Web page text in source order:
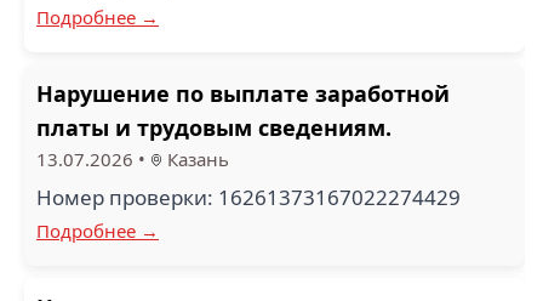
Подробнее →
Нарушение по выплате заработной
платы и трудовым сведениям.
13.07.2026 • Казань
Номер проверки: 16261373167022274429
Подробнее →